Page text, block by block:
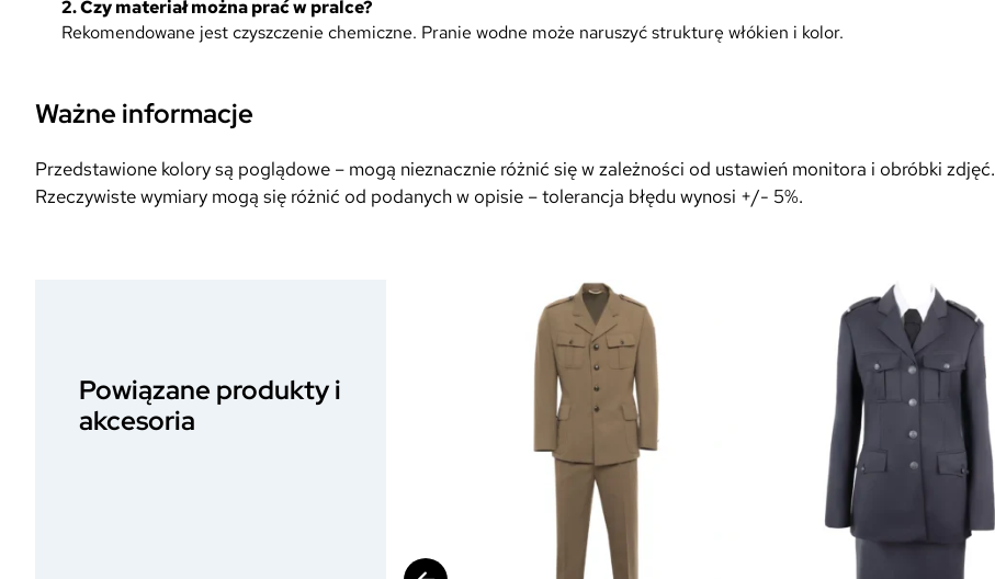
2.Czy materiał można prać w pralce?
Rekomendowane jest czyszczenie chemiczne. Pranie wodne może naruszyć strukturę włókien i kolor.
Ważne informacje
Przedstawione kolory są poglądowe – mogą nieznacznie różnić się w zależności od ustawień monitora i obróbki zdjęć.
Rzeczywiste wymiary mogą się różnić od podanych w opisie – tolerancja błędu wynosi +/- 5%.
Powiązane produkty i
akcesoria